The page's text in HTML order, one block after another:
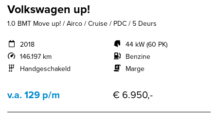
Volkswagen up!
1.0 BMT Move up! / Airco / Cruise / PDC / 5 Deurs
2018
146.197 km
Handgeschakeld
44 kW (60 PK)
Benzine
Marge
v.a. 129 p/m € 6.950,-